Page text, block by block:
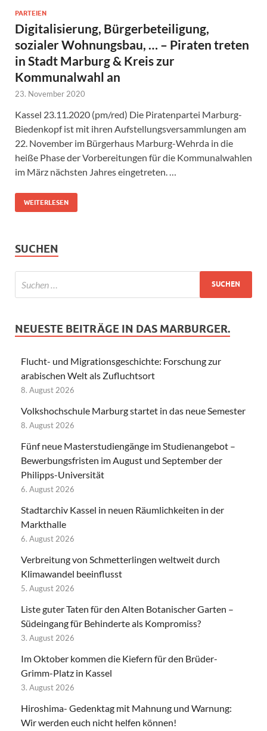
PARTEIEN
Digitalisierung, Bürgerbeteiligung,
sozialer Wohnungsbau, … – Piraten treten
in Stadt Marburg & Kreis zur
Kommunalwahl an
23. November 2020
Kassel 23.11.2020 (pm/red) Die Piratenpartei Marburg-
Biedenkopf ist mit ihren Aufstellungsversammlungen am
22. November im Bürgerhaus Marburg-Wehrda in die
heiße Phase der Vorbereitungen für die Kommunalwahlen
im März nächsten Jahres eingetreten. …
WEITERLESEN
SUCHEN
NEUESTE BEITRÄGE IN DAS MARBURGER.
Flucht- und Migrationsgeschichte: Forschung zur
arabischen Welt als Zufluchtsort
8. August 2026
Volkshochschule Marburg startet in das neue Semester
8. August 2026
Fünf neue Masterstudiengänge im Studienangebot –
Bewerbungsfristen im August und September der
Philipps-Universität
6. August 2026
Stadtarchiv Kassel in neuen Räumlichkeiten in der
Markthalle
6. August 2026
Verbreitung von Schmetterlingen weltweit durch
Klimawandel beeinflusst
5. August 2026
Liste guter Taten für den Alten Botanischer Garten –
Südeingang für Behinderte als Kompromiss?
3. August 2026
Im Oktober kommen die Kiefern für den Brüder-
Grimm-Platz in Kassel
3. August 2026
Hiroshima- Gedenktag mit Mahnung und Warnung:
Wir werden euch nicht helfen können!